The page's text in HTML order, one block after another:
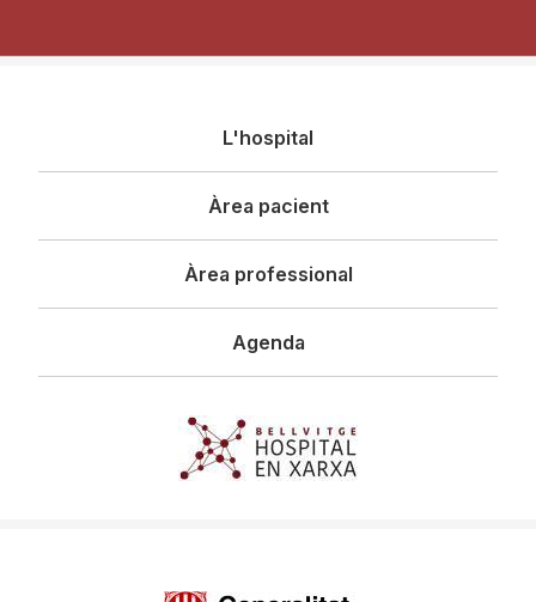
principal
L'hospital
Àrea pacient
Àrea professional
Agenda